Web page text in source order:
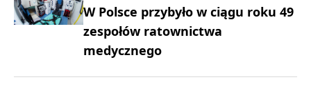
W Polsce przybyło w ciągu roku 49
zespołów ratownictwa
medycznego